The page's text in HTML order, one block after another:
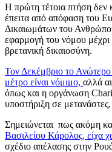
Η πρώτη τέτοια πτήση δεν
έπειτα από απόφαση του
Δικαιωμάτων του
εφαρμογή του νόμου μέχρι
βρετανική δικαιοσύνη.
Τον Δεκέμβριο το Ανώτερο
μέτρο είναι νόμιμο, αλλά
όπως και η οργάνωση
υποστήριξη σε
Σημειώνεται πως ακόμη
Βασιλείου Κάρολος, είχα
σχέδιο απέλασης στην